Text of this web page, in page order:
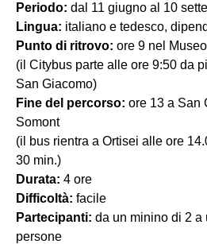
Periodo: dal 11 giugno al 10
Lingua: italiano e tedesco,
Punto di ritrovo: ore 9 nel Museo
(il Citybus parte alle ore 9:50 da
San Giacomo)
Fine del percorso: ore 13 a San
Somont
(il bus rientra a Ortisei alle ore
30 min.)
Durata: 4 ore
Difficoltà: facile
Partecipanti: da un minino di 2 a
persone